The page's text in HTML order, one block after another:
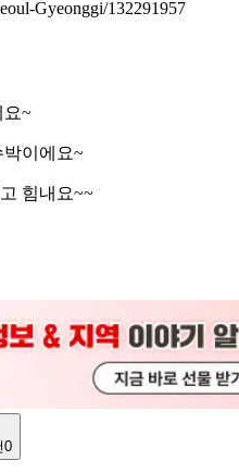
Gyeonggi/132291957
요~
박이에요~
힘내요~~
0